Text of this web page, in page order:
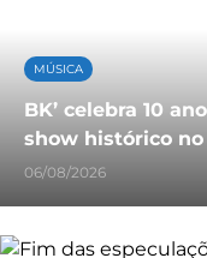
MÚSICA
BK’ celebra 10
show histórico no
06/08/2026